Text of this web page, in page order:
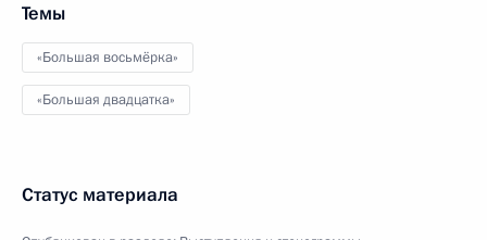
Темы
«Большая восьмёрка»
«Большая двадцатка»
Статус материала